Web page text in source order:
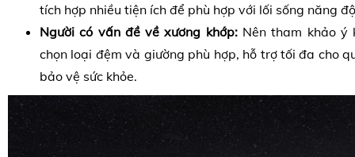
tích hợp nhiều tiện ích để phù hợp với lối sống năng
Người có vấn đề về xương khớp:Nên tham khảo ý
chọn loại đệm và giường phù hợp, hỗ trợ tối đa cho
bảo vệ sức khỏe.